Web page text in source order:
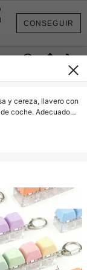
CONSEGUIR
y cereza, llavero con
coche. Adecuado
de llavero para